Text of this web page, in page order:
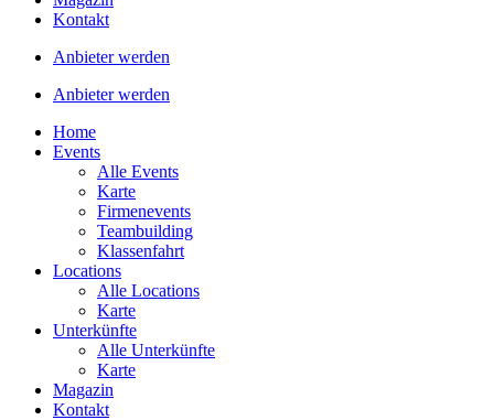
Kontakt
Anbieter werden
Anbieter werden
Home
Events
Alle Events
Karte
Firmenevents
Teambuilding
Klassenfahrt
Locations
Alle Locations
Karte
Unterkünfte
Alle Unterkünfte
Karte
Magazin
Kontakt